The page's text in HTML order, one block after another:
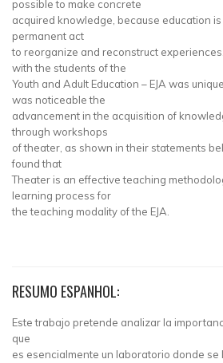
possible to make concrete
acquired knowledge, because education
permanent act
to reorganize and reconstruct
with the students of the
Youth and Adult Education – EJA was
was noticeable the
advancement in the acquisition of
through workshops
of theater, as shown in their statements
found that
Theater is an effective teaching
learning process for
the teaching modality of the EJA.
RESUMO ESPANHOL:
Este trabajo pretende analizar la
que
es esencialmente un laboratorio donde se